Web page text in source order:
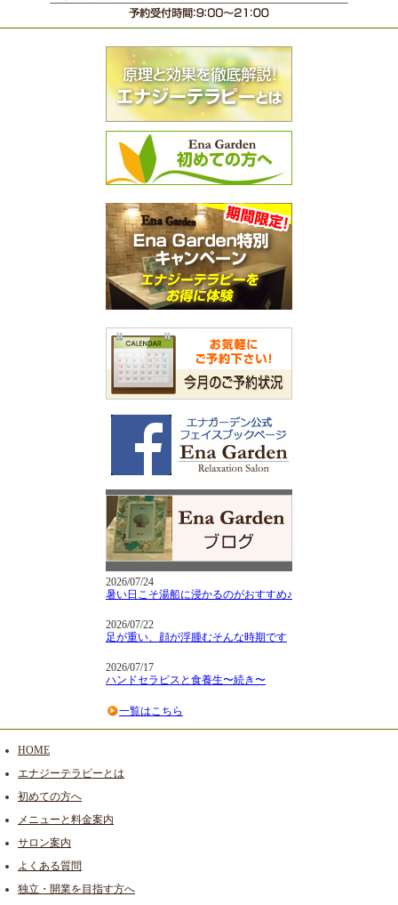
2026/07/24
暑い日こそ湯船に浸かるのがおすすめ♪
2026/07/22
足が重い、顔が浮腫むそんな時期です
2026/07/17
ハンドセラピスと食養生〜続き〜
一覧はこちら
HOME
エナジーテラピーとは
初めての方へ
メニューと料金案内
サロン案内
よくある質問
独立・開業を目指す方へ